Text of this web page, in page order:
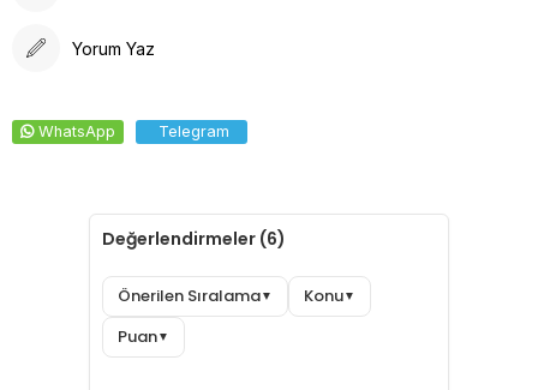
Yorum Yaz
WhatsApp Telegram
Değerlendirmeler (6)
Önerilen Sıralama▼ Konu▼
Puan▼